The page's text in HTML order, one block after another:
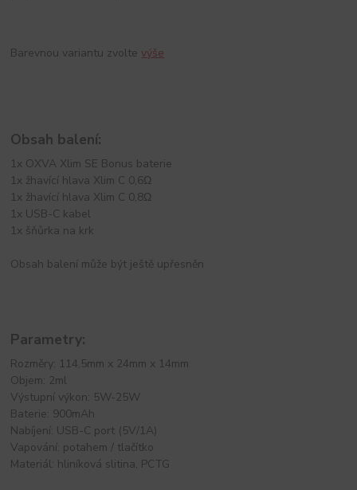
Barevnou variantu zvoltevýše
Obsah balení:
1x OXVA Xlim SE Bonus baterie
1x žhavící hlava Xlim C 0,6Ω
1x žhavící hlava Xlim C 0,8Ω
1x USB-C kabel
1x šňůrka na krk
Obsah balení může být ještě upřesněn
Parametry:
Rozměry: 114,5mm x 24mm x 14mm
Objem: 2ml
Výstupní výkon: 5W-25W
Baterie: 900mAh
Nabíjení: USB-C port (5V/1A)
Vapování: potahem / tlačítko
Materiál: hliníková slitina, PCTG